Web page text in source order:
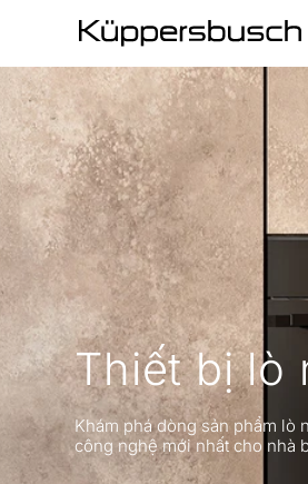
Thiết bị lò
Khám phá dòng sản phẩm lò
công nghệ mới nhất cho nhà